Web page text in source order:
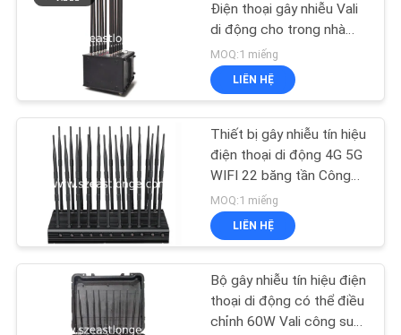
Điện thoại gây nhiễu Vali
di động cho trong nhà
ngoài trời
MOQ:1 miếng
LIÊN HỆ
Thiết bị gây nhiễu tín hiệu
điện thoại di động 4G 5G
WIFI 22 băng tần Công
suất cao 150W
MOQ:1 miếng
LIÊN HỆ
Bộ gây nhiễu tín hiệu điện
thoại di động có thể điều
chỉnh 60W Vali công suất